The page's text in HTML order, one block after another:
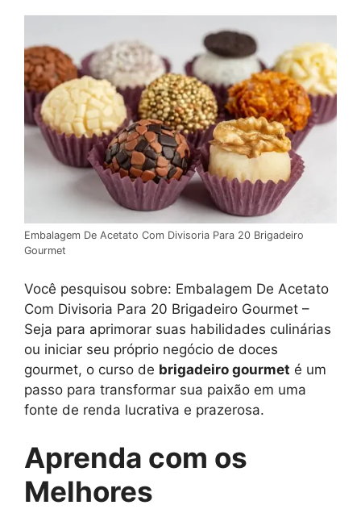
Embalagem De Acetato Com Divisoria Para 20 Brigadeiro
Gourmet
Você pesquisou sobre: Embalagem De Acetato
Com Divisoria Para 20 Brigadeiro Gourmet –
Seja para aprimorar suas habilidades culinárias
ou iniciar seu próprio negócio de doces
gourmet, o curso de brigadeiro gourmet é um
passo para transformar sua paixão em uma
fonte de renda lucrativa e prazerosa.
Aprenda com os
Melhores